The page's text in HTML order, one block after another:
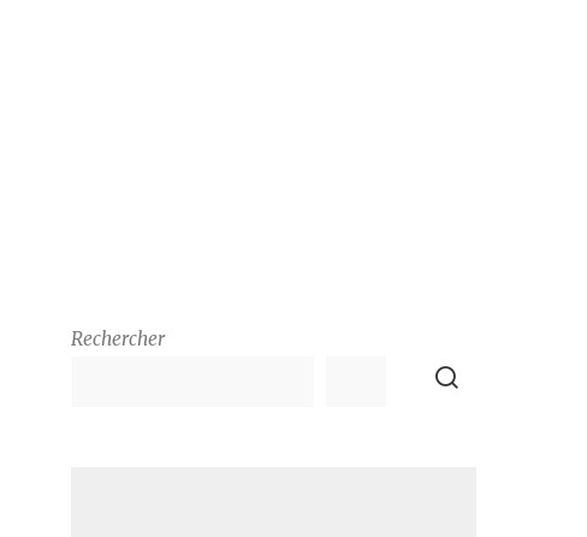
Rechercher